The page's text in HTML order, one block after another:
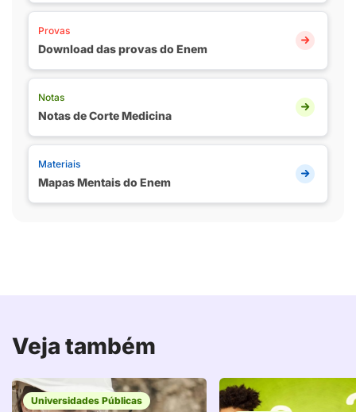
Provas
Download das provas do Enem
Notas
Notas de Corte Medicina
Materiais
Mapas Mentais do Enem
Veja também
Universidades Públicas